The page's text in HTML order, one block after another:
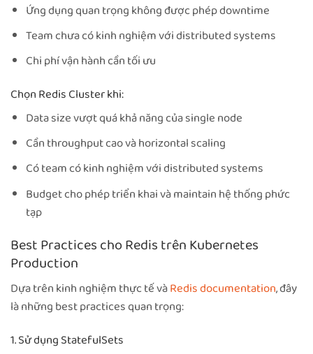
Ứng dụng quan trọng không được phép downtime
Team chưa có kinh nghiệm với distributed systems
Chi phí vận hành cần tối ưu
Chọn Redis Cluster khi:
Data size vượt quá khả năng của single node
Cần throughput cao và horizontal scaling
Có team có kinh nghiệm với distributed systems
Budget cho phép triển khai và maintain hệ thống phức
tạp
Best Practices cho Redis trên Kubernetes
Production
Dựa trên kinh nghiệm thực tế vàRedis documentation, đây
là những best practices quan trọng:
1. Sử dụng StatefulSets